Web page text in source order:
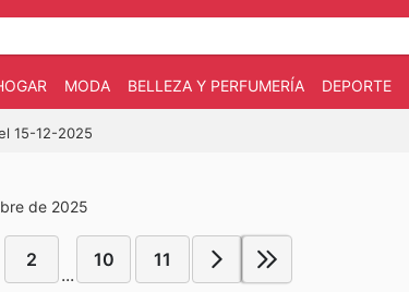
MODA BELLEZA Y PERFUMERÍA DEPORTE
15-12-2025
de 2025
2
...
10 11